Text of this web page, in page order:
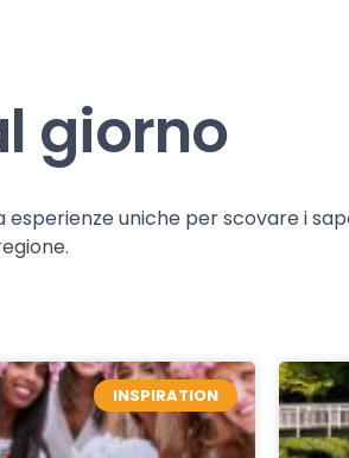
giorno
esperienze uniche per scovare i
INSPIRATION